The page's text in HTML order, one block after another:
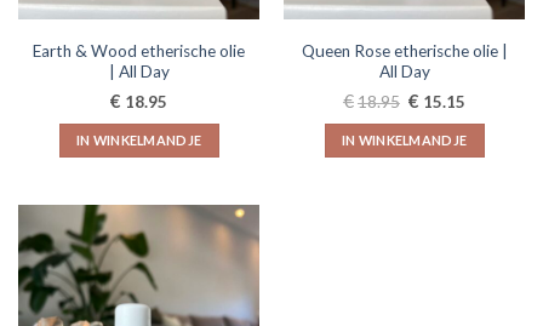
Earth & Wood etherische olie
| All Day
€ 18.95
IN WINKELMANDJE
Queen Rose etherische olie |
All Day
€18.95 Oorspronkelijke
prijs
was:
€18.95.
€ 15.15
is:
€15.15.
IN WINKELMANDJE